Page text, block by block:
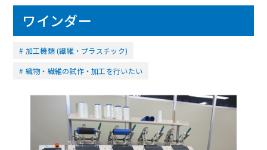
ワインダー
加工機類 (繊維・プラスチック)
織物・繊維の試作・加工を行いたい